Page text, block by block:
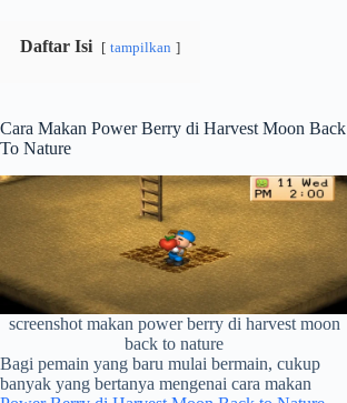
Daftar Isi tampilkan
Cara Makan Power Berry di Harvest Moon Back
To Nature
screenshot makan power berry di harvest moon
back to nature
Bagi pemain yang baru mulai bermain, cukup
banyak yang bertanya mengenai cara makan